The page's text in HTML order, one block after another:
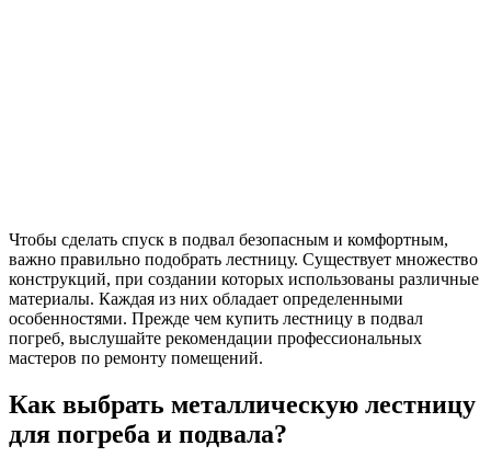
Чтобы сделать спуск в подвал безопасным и комфортным,
важно правильно подобрать лестницу. Существует множество
конструкций, при создании которых использованы различные
материалы. Каждая из них обладает определенными
особенностями. Прежде чем купить лестницу в подвал
погреб, выслушайте рекомендации профессиональных
мастеров по ремонту помещений.
Как выбрать металлическую лестницу
для погреба и подвала?